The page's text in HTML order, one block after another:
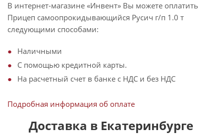
В интернет-магазине «Инвент» Вы можете оплатить
Прицеп самоопрокидывающийся Русич г/п 1.0 т
следующими способами:
Наличными
С помощью кредитной карты.
На расчетный счет в банке с НДС и без НДС
Подробная информация об оплате
Доставка в Екатеринбурге